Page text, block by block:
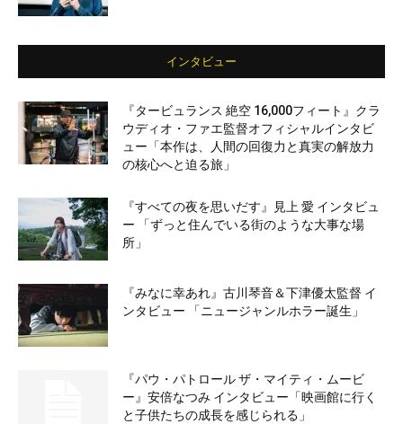
インタビュー
『タービュランス 絶空 16,000フィート』クラ
ウディオ・ファエ監督オフィシャルインタビ
ュー「本作は、人間の回復力と真実の解放力
の核心へと迫る旅」
『すべての夜を思いだす』見上 愛 インタビュ
ー 「ずっと住んでいる街のような大事な場
所」
『みなに幸あれ』古川琴音＆下津優太監督 イ
ンタビュー 「ニュージャンルホラー誕生」
『パウ・パトロール ザ・マイティ・ムービ
ー』安倍なつみ インタビュー「映画館に行く
と子供たちの成長を感じられる」